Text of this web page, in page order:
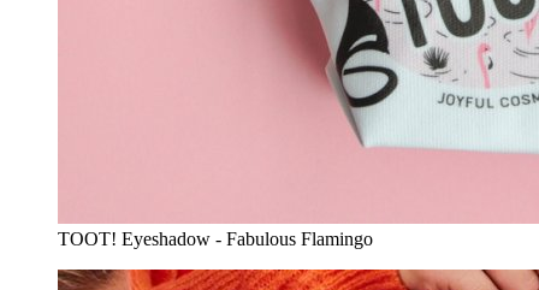
TOOT! Eyeshadow - Fabulous Flamingo